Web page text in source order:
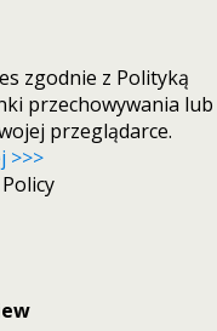
zgodnie z Polityką
przechowywania lub
przeglądarce.
>>>